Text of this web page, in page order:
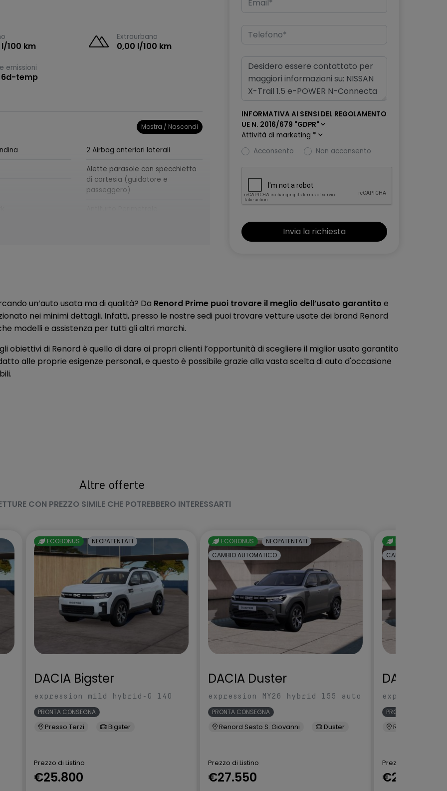
100 km
Extraurbano
0,00 l/100 km
emissioni
6d-temp
Mostra / Nascondi
2 Airbag anteriori laterali
Alette parasole con specchietto
di cortesia (guidatore e
passeggero)
Cassetto Portaoggetti con luce
di cortesia
pretensionatore
(Selettore
E-call (Chiamata d'emergenza)
assistenza alla partenza in salita)
interna
Indicatori di direzione integrati
Control
Collision
collisione
Intelligent Key (Avvio motore +
Accesso vettura)
IMS
Lane side support (Intervento
Intervento angolo cieco)
Maniglie esterne porte in tinta
INFORMATIVA AI SENSI DEL REGOLAMENTO
UE N. 2016/679 "GDPR"
Attività di marketing *
Acconsento
Non acconsento
un’auto usata ma di qualità? Da Renord Prime puoi trovare il meglio dell’usato garantito e
nei minimi dettagli. Infatti, presso le nostre sedi puoi trovare vetture usate dei brand Renord
modelli e assistenza per tutti gli altri marchi.
obiettivi di Renord è quello di dare ai propri clienti l’opportunità di scegliere il miglior usato garantito
alle proprie esigenze personali, e questo è possibile grazie alla vasta scelta di auto d'occasione
Altre offerte
CON PREZZO SIMILE CHE POTREBBERO INTERESSARTI
ECOBONUS NEOPATENTATI
DACIA Bigster
expression mild hybrid-G 140
PRONTA CONSEGNA
Presso Terzi Bigster
Prezzo di Listino
€25.800
ECOBONUS
NEOPATENTATI
CAMBIO AUTOMATICO
DACIA Duster
expression MY26 hybrid 155 auto
PRONTA CONSEGNA
Renord Sesto S. Giovanni Duster
Prezzo di Listino
€27.550
CAMBIO
DACIA
expression
PRONTA CONSEGNA
Renord Sesto S.
Prezzo di Listino
€27.550